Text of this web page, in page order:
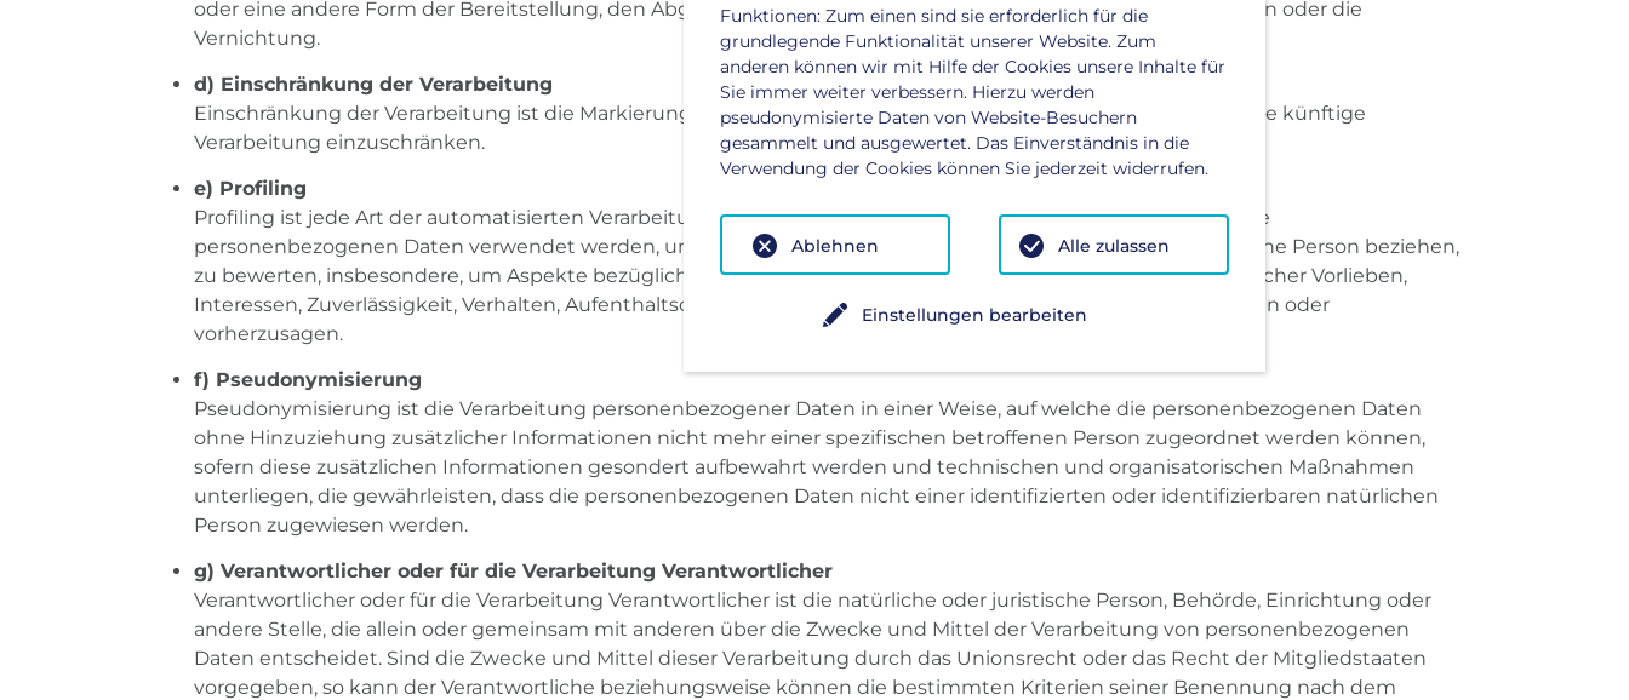
oder eine andere Form der Bereitstellung, den Abgleich oder die Verknüpfung, die Einschränkung, das Löschen oder die
Vernichtung.
d) Einschränkung der Verarbeitung
Einschränkung der Verarbeitung ist die Markierung gespeicherter personenbezogener Daten mit dem Ziel, ihre künftige
Verarbeitung einzuschränken.
e) Profiling
Profiling ist jede Art der automatisierten Verarbeitung personenbezogener Daten, die darin besteht, dass diese
personenbezogenen Daten verwendet werden, um bestimmte persönliche Aspekte, die sich auf eine natürliche Person beziehen,
zu bewerten, insbesondere, um Aspekte bezüglich Arbeitsleistung, wirtschaftlicher Lage, Gesundheit, persönlicher Vorlieben,
Interessen, Zuverlässigkeit, Verhalten, Aufenthaltsort oder Ortswechsel dieser natürlichen Person zu analysieren oder
vorherzusagen.
f) Pseudonymisierung
Pseudonymisierung ist die Verarbeitung personenbezogener Daten in einer Weise, auf welche die personenbezogenen Daten
ohne Hinzuziehung zusätzlicher Informationen nicht mehr einer spezifischen betroffenen Person zugeordnet werden können,
sofern diese zusätzlichen Informationen gesondert aufbewahrt werden und technischen und organisatorischen Maßnahmen
unterliegen, die gewährleisten, dass die personenbezogenen Daten nicht einer identifizierten oder identifizierbaren natürlichen
Person zugewiesen werden.
g) Verantwortlicher oder für die Verarbeitung Verantwortlicher
Verantwortlicher oder für die Verarbeitung Verantwortlicher ist die natürliche oder juristische Person, Behörde, Einrichtung oder
andere Stelle, die allein oder gemeinsam mit anderen über die Zwecke und Mittel der Verarbeitung von personenbezogenen
Daten entscheidet. Sind die Zwecke und Mittel dieser Verarbeitung durch das Unionsrecht oder das Recht der Mitgliedstaaten
vorgegeben, so kann der Verantwortliche beziehungsweise können die bestimmten Kriterien seiner Benennung nach dem
Funktionen: Zum einen sind sie erforderlich für die
grundlegende Funktionalität unserer Website. Zum
anderen können wir mit Hilfe der Cookies unsere Inhalte für
Sie immer weiter verbessern. Hierzu werden
pseudonymisierte Daten von Website-Besuchern
gesammelt und ausgewertet. Das Einverständnis in die
Verwendung der Cookies können Sie jederzeit widerrufen.
Einstellungen bearbeiten
Ablehnen Alle zulassen